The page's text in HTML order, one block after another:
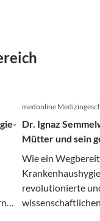
medonline
Dr. Ignaz
Mütter und sein
Irrenanstalt
Wie ein
revolutionierte